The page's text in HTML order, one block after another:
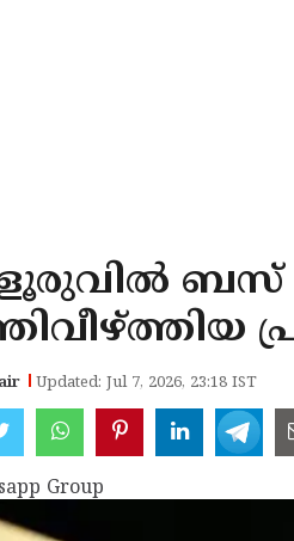
ബസ്
Updated: Jul 7, 2026, 23:18 IST
Group